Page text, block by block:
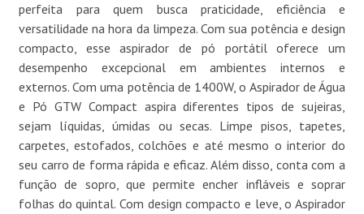
perfeita para quem busca praticidade, eficiência e
versatilidade na hora da limpeza. Com sua potência e design
compacto, esse aspirador de pó portátil oferece um
desempenho excepcional em ambientes internos e
externos. Com uma potência de 1400W, o Aspirador de Água
e Pó GTW Compact aspira diferentes tipos de sujeiras,
sejam líquidas, úmidas ou secas. Limpe pisos, tapetes,
carpetes, estofados, colchões e até mesmo o interior do
seu carro de forma rápida e eficaz. Além disso, conta com a
função de sopro, que permite encher infláveis e soprar
folhas do quintal. Com design compacto e leve, o Aspirador